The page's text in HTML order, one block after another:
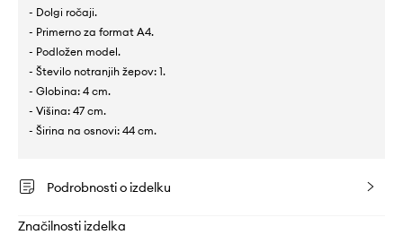
- Dolgi ročaji.
- Primerno za format A4.
- Podložen model.
- Število notranjih žepov: 1.
- Globina: 4 cm.
- Višina: 47 cm.
- Širina na osnovi: 44 cm.
Podrobnosti o izdelku
Značilnosti izdelka